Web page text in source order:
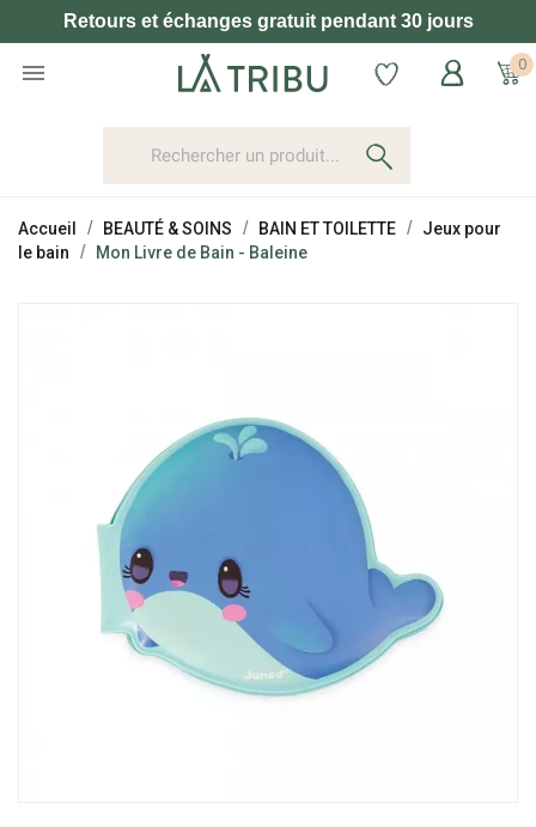
Retours et échanges gratuit pendant 30 jours
 0
Accueil BEAUTÉ & SOINS BAIN ET TOILETTE
Jeux pour
le bain
Mon Livre de Bain - Baleine